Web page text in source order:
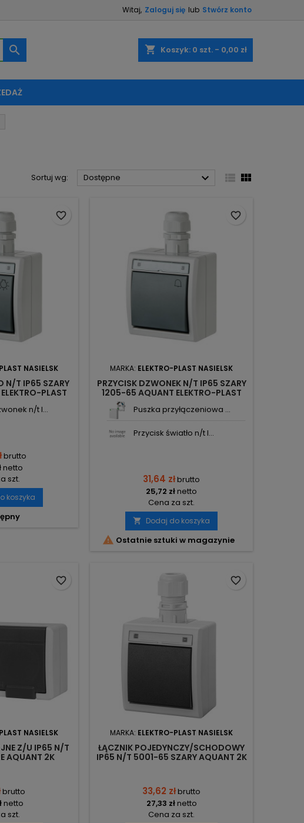
Witaj, Zaloguj się lub Stwórz konto
shopping_cart Koszyk: 0 szt. - 0,00 zł

Sortuj wg: Dostępne   
NASIELSK
N/T IP65 SZARY
PLAST
n/t I...
brutto
netto
szt.
koszyka
favorite_border
MARKA: ELEKTRO-PLAST NASIELSK
PRZYCISK DZWONEK N/T IP65 SZARY
1205-65 AQUANT ELEKTRO-PLAST
Puszka przyłączeniowa ...
Przycisk światło n/t I...
31,64 złbrutto
25,72 złnetto
Cena za szt.
 Dodaj do koszyka
 Ostatnie sztuki w magazynie
favorite_border
NASIELSK
Z/U IP65 N/T
AQUANT 2K
brutto
netto
szt.
favorite_border
MARKA: ELEKTRO-PLAST NASIELSK
ŁĄCZNIK POJEDYNCZY/SCHODOWY
IP65 N/T 5001-65 SZARY AQUANT 2K
33,62 złbrutto
27,33 złnetto
Cena za szt.
favorite_border
życzeń.